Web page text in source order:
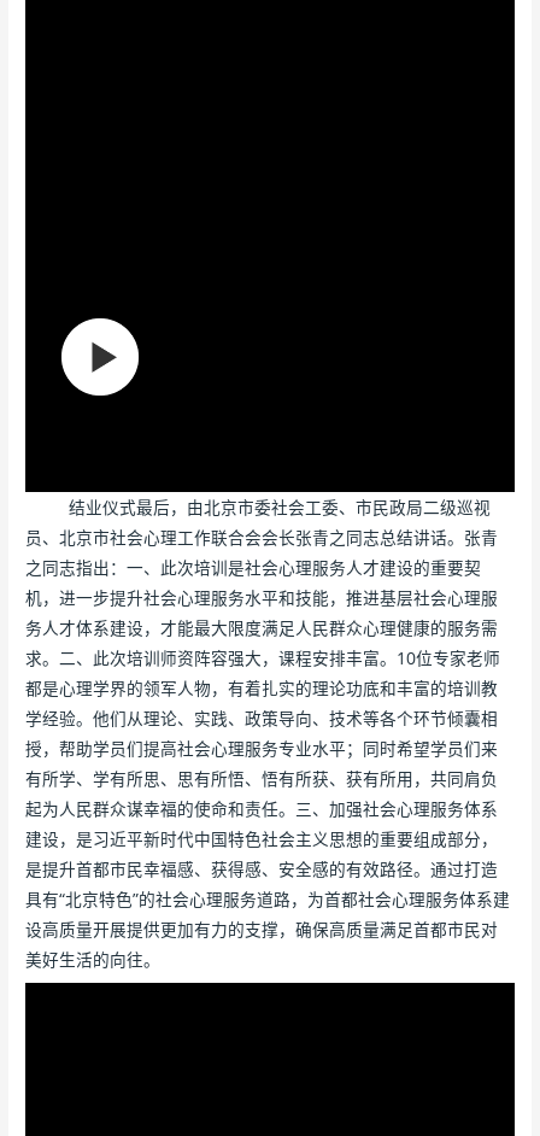
结业仪式最后，由北京市委社会工委、市民政局二级巡视
员、北京市社会心理工作联合会会长张青之同志总结讲话。张青
之同志指出：一、此次培训是社会心理服务人才建设的重要契
机，进一步提升社会心理服务水平和技能，推进基层社会心理服
务人才体系建设，才能最大限度满足人民群众心理健康的服务需
求。二、此次培训师资阵容强大，课程安排丰富。10位专家老师
都是心理学界的领军人物，有着扎实的理论功底和丰富的培训教
学经验。他们从理论、实践、政策导向、技术等各个环节倾囊相
授，帮助学员们提高社会心理服务专业水平；同时希望学员们来
有所学、学有所思、思有所悟、悟有所获、获有所用，共同肩负
起为人民群众谋幸福的使命和责任。三、加强社会心理服务体系
建设，是习近平新时代中国特色社会主义思想的重要组成部分，
是提升首都市民幸福感、获得感、安全感的有效路径。通过打造
具有“北京特色”的社会心理服务道路，为首都社会心理服务体系建
设高质量开展提供更加有力的支撑，确保高质量满足首都市民对
美好生活的向往。